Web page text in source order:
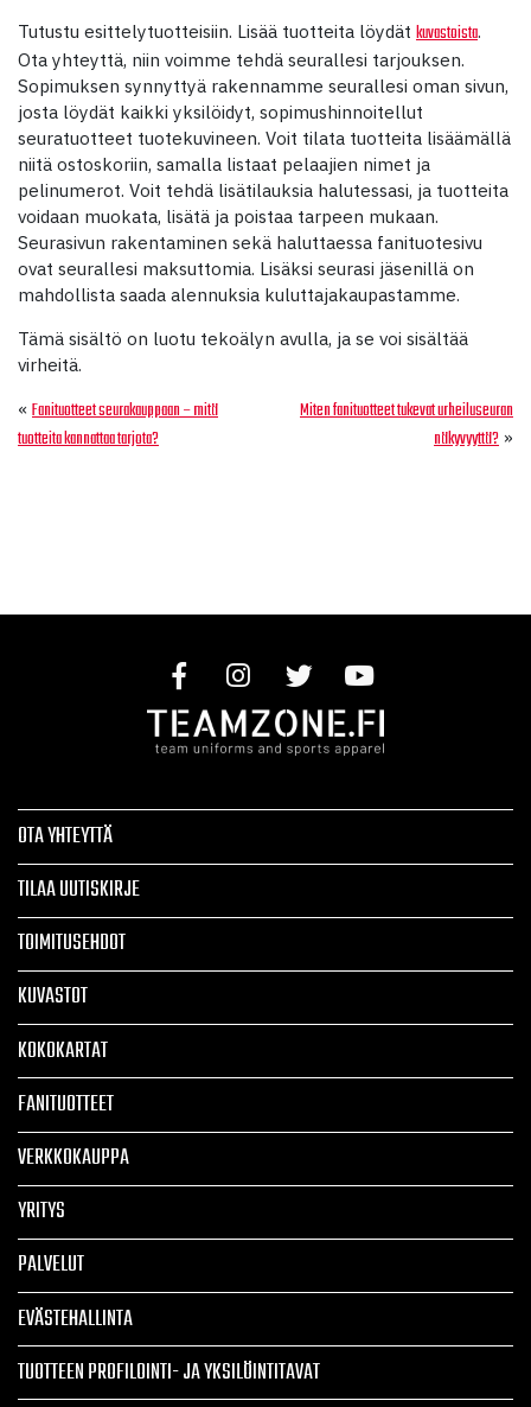
Tutustu esittelytuotteisiin. Lisää tuotteita löydät kuvastoista.
Ota yhteyttä, niin voimme tehdä seurallesi tarjouksen.
Sopimuksen synnyttyä rakennamme seurallesi oman sivun,
josta löydät kaikki yksilöidyt, sopimushinnoitellut
seuratuotteet tuotekuvineen. Voit tilata tuotteita lisäämällä
niitä ostoskoriin, samalla listaat pelaajien nimet ja
pelinumerot. Voit tehdä lisätilauksia halutessasi, ja tuotteita
voidaan muokata, lisätä ja poistaa tarpeen mukaan.
Seurasivun rakentaminen sekä haluttaessa fanituotesivu
ovat seurallesi maksuttomia. Lisäksi seurasi jäsenillä on
mahdollista saada alennuksia kuluttajakaupastamme.
Tämä sisältö on luotu tekoälyn avulla, ja se voi sisältää
virheitä.
« Fanituotteet seurakauppaan – mitä
tuotteita kannattaa tarjota?
Miten fanituotteet tukevat urheiluseuran
näkyvyyttä? »
OTA YHTEYTTÄ
TILAA UUTISKIRJE
TOIMITUSEHDOT
KUVASTOT
KOKOKARTAT
FANITUOTTEET
VERKKOKAUPPA
YRITYS
PALVELUT
EVÄSTEHALLINTA
TUOTTEEN PROFILOINTI- JA YKSILÖINTITAVAT